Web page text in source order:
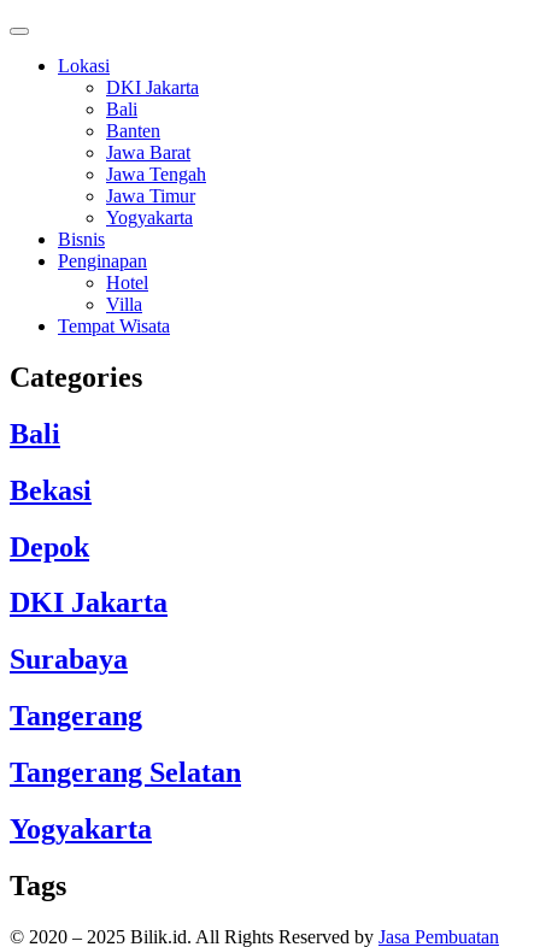
Lokasi
DKI Jakarta
Bali
Banten
Jawa Barat
Jawa Tengah
Jawa Timur
Yogyakarta
Bisnis
Penginapan
Hotel
Villa
Tempat Wisata
Categories
Bali
Bekasi
Depok
DKI Jakarta
Surabaya
Tangerang
Tangerang Selatan
Yogyakarta
Tags
© 2020 – 2025 Bilik.id. All Rights Reserved by Jasa Pembuatan